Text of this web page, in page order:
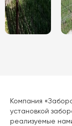
Компания
установкой
реализуемые